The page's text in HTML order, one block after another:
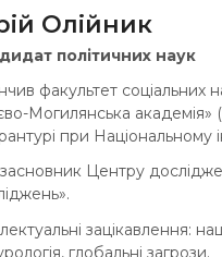
Олійник
політичних наук
факультет соціальних
Могилянська академія»
при Національному
Центру
зацікавлення:
глобальні загрози.